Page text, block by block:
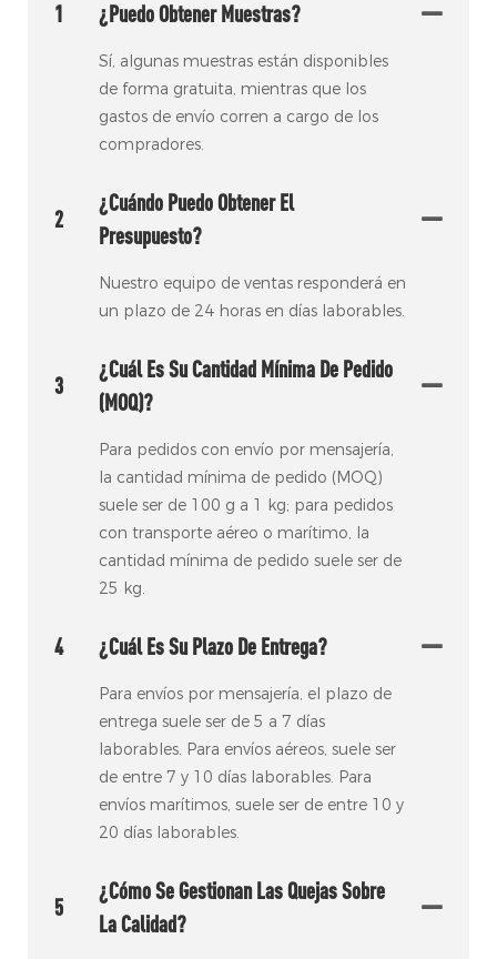
1 ¿Puedo Obtener Muestras?
Sí, algunas muestras están disponibles
de forma gratuita, mientras que los
gastos de envío corren a cargo de los
compradores.
2
¿Cuándo Puedo Obtener El
Presupuesto?
Nuestro equipo de ventas responderá en
un plazo de 24 horas en días laborables.
3
¿Cuál Es Su Cantidad Mínima De Pedido
(MOQ)?
Para pedidos con envío por mensajería,
la cantidad mínima de pedido (MOQ)
suele ser de 100 g a 1 kg; para pedidos
con transporte aéreo o marítimo, la
cantidad mínima de pedido suele ser de
25 kg.
4 ¿Cuál Es Su Plazo De Entrega?
Para envíos por mensajería, el plazo de
entrega suele ser de 5 a 7 días
laborables. Para envíos aéreos, suele ser
de entre 7 y 10 días laborables. Para
envíos marítimos, suele ser de entre 10 y
20 días laborables.
5
¿Cómo Se Gestionan Las Quejas Sobre
La Calidad?